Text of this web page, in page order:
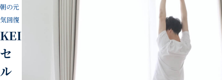
朝の元
気回復
KEI
セ
ル